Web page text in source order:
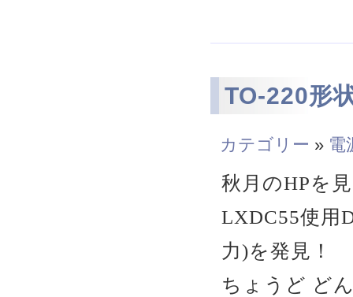
TO-220形
カテゴリー » 電
秋月のHPを
LXDC55使用
力)を発見！
ちょうど ど